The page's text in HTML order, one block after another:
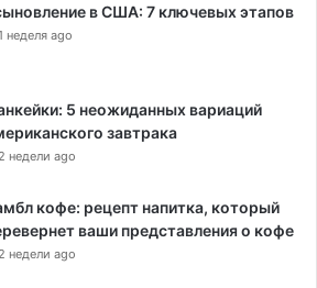
в США: 7 ключевых этапов
неделя ago
5 неожиданных вариаций
завтрака
2 недели ago
кофе: рецепт напитка, который
ваши представления о кофе
2 недели ago